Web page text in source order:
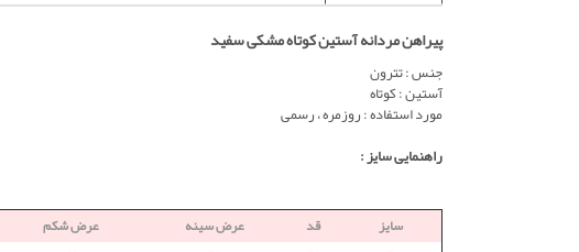
پیراهن مردانه آستین کوتاه مشکی سفید
جنس : تترون
آستین : کوتاه
مورد استفاده : روزمره ، رسمی
راهنمایی سایز :
سایز قد عرض سینه عرض شکم